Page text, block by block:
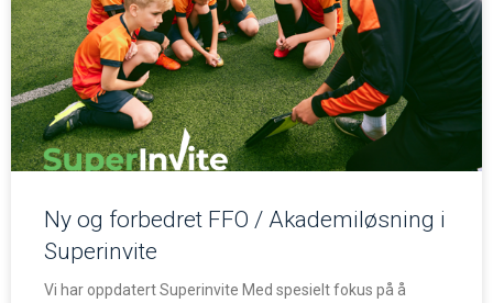
Ny og forbedret FFO / Akademiløsning i
Superinvite
Vi har oppdatert Superinvite Med spesielt fokus på å